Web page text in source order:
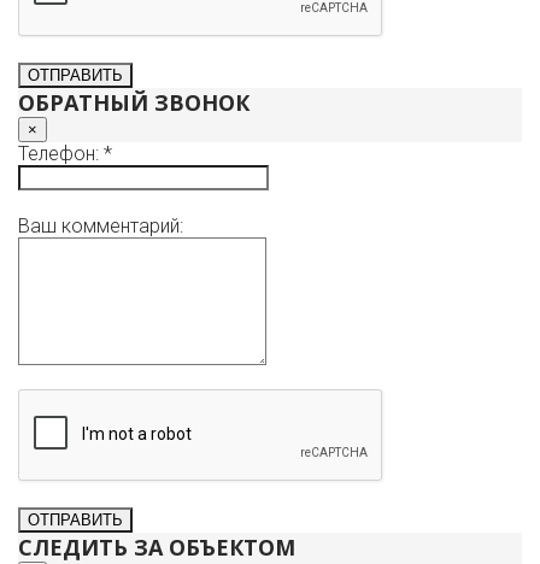
ОБРАТНЫЙ ЗВОНОК
×
Телефон: *
Ваш комментарий:
СЛЕДИТЬ ЗА ОБЪЕКТОМ